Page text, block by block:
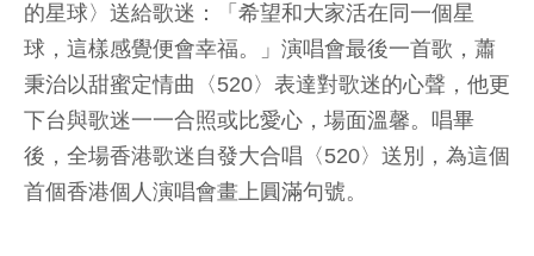
的星球〉送給歌迷：「希望和大家活在同一個星
球，這樣感覺便會幸福。」演唱會最後一首歌，蕭
秉治以甜蜜定情曲〈520〉表達對歌迷的心聲，他更
下台與歌迷一一合照或比愛心，場面溫馨。唱畢
後，全場香港歌迷自發大合唱〈520〉送別，為這個
首個香港個人演唱會畫上圓滿句號。